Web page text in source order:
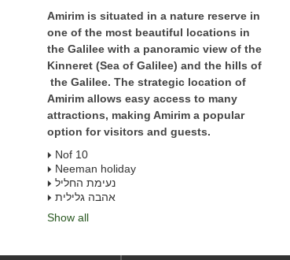
Amirim is situated in a nature reserve in
one of the most beautiful locations in
the Galilee with a panoramic view of the
Kinneret (Sea of Galilee) and the hills of
the Galilee. The strategic location of
Amirim allows easy access to many
attractions, making Amirim a popular
option for visitors and guests.
Nof 10
Neeman holiday
נעימת החליל
אהבה גלילית
Show all